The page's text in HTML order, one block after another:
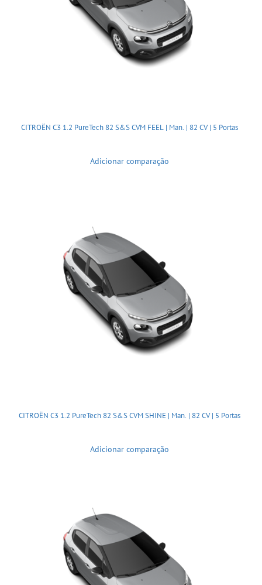
CITROËN C3 1.2 PureTech 82 S&S CVM FEEL | Man. | 82 CV | 5 Portas
Adicionar comparação
CITROËN C3 1.2 PureTech 82 S&S CVM SHINE | Man. | 82 CV | 5 Portas
Adicionar comparação